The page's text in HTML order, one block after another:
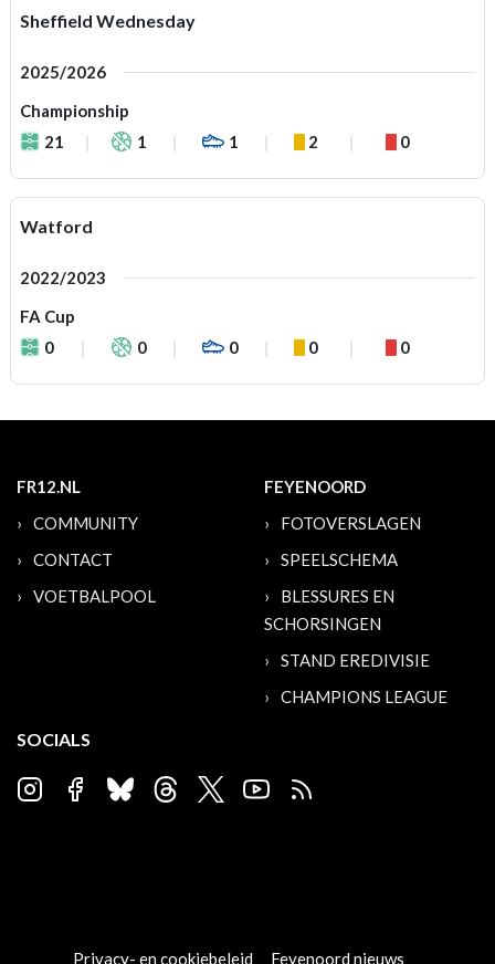
Sheffield Wednesday
2025/2026
Championship
21
1 1 2 0
Watford
2022/2023
FA Cup
0
0 0 0 0
FR12.NL
COMMUNITY
CONTACT
VOETBALPOOL
FEYENOORD
FOTOVERSLAGEN
SPEELSCHEMA
BLESSURES EN
SCHORSINGEN
STAND EREDIVISIE
CHAMPIONS LEAGUE
SOCIALS
Privacy- en cookiebeleid Feyenoord nieuws